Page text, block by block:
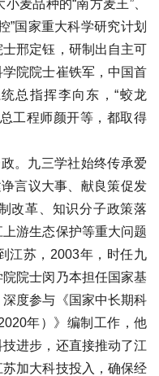
麦品种的“南方麦王”、
”国家重大科学研究计划
邢定钰，研制出自主可
院院士崔铁军，中国首
总指挥李向东，“蛟龙
工程师颜开等，都取得
。九三学社始终传承爱
言议大事、献良策促发
改革、知识分子政策落
游生态保护等重大问题
江苏，2003年，时任九
院士闵乃本担任国家基
度参与《国家中长期科
年）》编制工作，他
进步，还直接推动了江
加大科技投入，确保经